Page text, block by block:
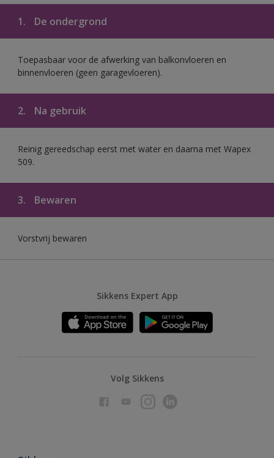
1. De ondergrond
Toepasbaar voor de afwerking van balkonvloeren en
binnenvloeren (geen garagevloeren).
2. Na gebruik
Reinig gereedschap eerst met water en daarna met Wapex
509.
3. Bewaren
Vorstvrij bewaren
Sikkens Expert App
Volg Sikkens